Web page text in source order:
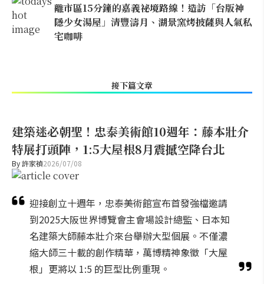
離市區15分鐘的嘉義祕境路線！造訪「台版神
隱少女湯屋」清豐濤月、湖景窯烤披薩與人氣私
宅咖啡
接下篇文章
建築迷必朝聖！忠泰美術館10週年：藤本壯介
特展打頭陣，1:5大屋根8月震撼空降台北
By許家禎2026/07/08
迎接創立十週年，忠泰美術館宣布首發強檔邀請
到2025大阪世界博覽會主會場設計總監、日本知
名建築大師藤本壯介來台舉辦大型個展。不僅濃
縮大師三十載的創作精華，萬博精神象徵「大屋
根」更將以 1:5 的巨型比例重現。